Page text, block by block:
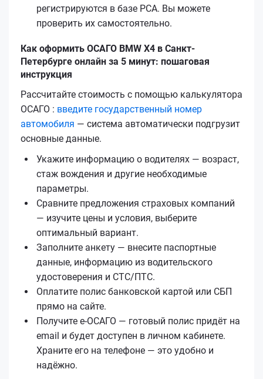
регистрируются в базе РСА. Вы можете
проверить их самостоятельно.
Как оформить ОСАГО BMW X4 в Санкт-
Петербурге онлайн за 5 минут: пошаговая
инструкция
Рассчитайте стоимость с помощью калькулятора
ОСАГО : введите государственный номер
автомобиля — система автоматически подгрузит
основные данные.
Укажите информацию о водителях — возраст,
стаж вождения и другие необходимые
параметры.
Сравните предложения страховых компаний
— изучите цены и условия, выберите
оптимальный вариант.
Заполните анкету — внесите паспортные
данные, информацию из водительского
удостоверения и СТС/ПТС.
Оплатите полис банковской картой или СБП
прямо на сайте.
Получите е‑ОСАГО — готовый полис придёт на
email и будет доступен в личном кабинете.
Храните его на телефоне — это удобно и
надёжно.